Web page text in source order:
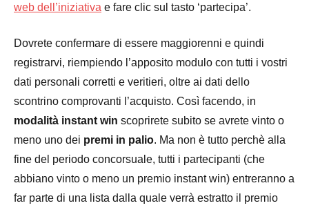
web dell’iniziativa e fare clic sul tasto ‘partecipa’.
Dovrete confermare di essere maggiorenni e quindi
registrarvi, riempiendo l’apposito modulo con tutti i vostri
dati personali corretti e veritieri, oltre ai dati dello
scontrino comprovanti l’acquisto. Così facendo, in
modalità instant win scoprirete subito se avrete vinto o
meno uno dei premi in palio. Ma non è tutto perchè alla
fine del periodo concorsuale, tutti i partecipanti (che
abbiano vinto o meno un premio instant win) entreranno a
far parte di una lista dalla quale verrà estratto il premio